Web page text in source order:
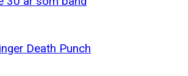
Death Punch